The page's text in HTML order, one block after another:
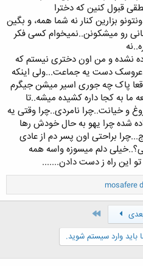
وجود داره رو صلاحه و انصافه كه
زوجهاي خوشبخت وجود داره؟! آيا
با ديدن يكي ديگه دست از
كه باعث رنجش طرف مقابلشون
ميكنن، اما واقعا اين موضوع
يا اثبات اينكه آدميان(
(يا هر صنف و جامعه اي ) ايراد
مخاطبتون همه ميشن، و اگه سند
اون گناه يا خيانت شده اند)
ميدونيد كه تهمت از بدترين
نظريه ها ، به فكر اينم باشيم كه اون
لحظات رو تجربه كنن و هيچ وقت ياد
قبول کنین که دخترا
بزارین کنار نه شما همه، و بگین
رو میشکونن..نمیخوام کسی فکر
نشده و من اون دختری نیستم که
عروسک دست یه جماعت...ولی اینکه
پاک چه جوری اسیر میشن جیگرم
به کجا داره کشیده میشه..تا
خیانت..چرا نامردی..چرا وقتی یه
شده چرا یهو به حال خودش رها
براحتی اون پسر دم از عادی
دلم میسوزه واسه همه
این راه ز دست دادن.......
mosafere
باید وارد سیستم شوید.